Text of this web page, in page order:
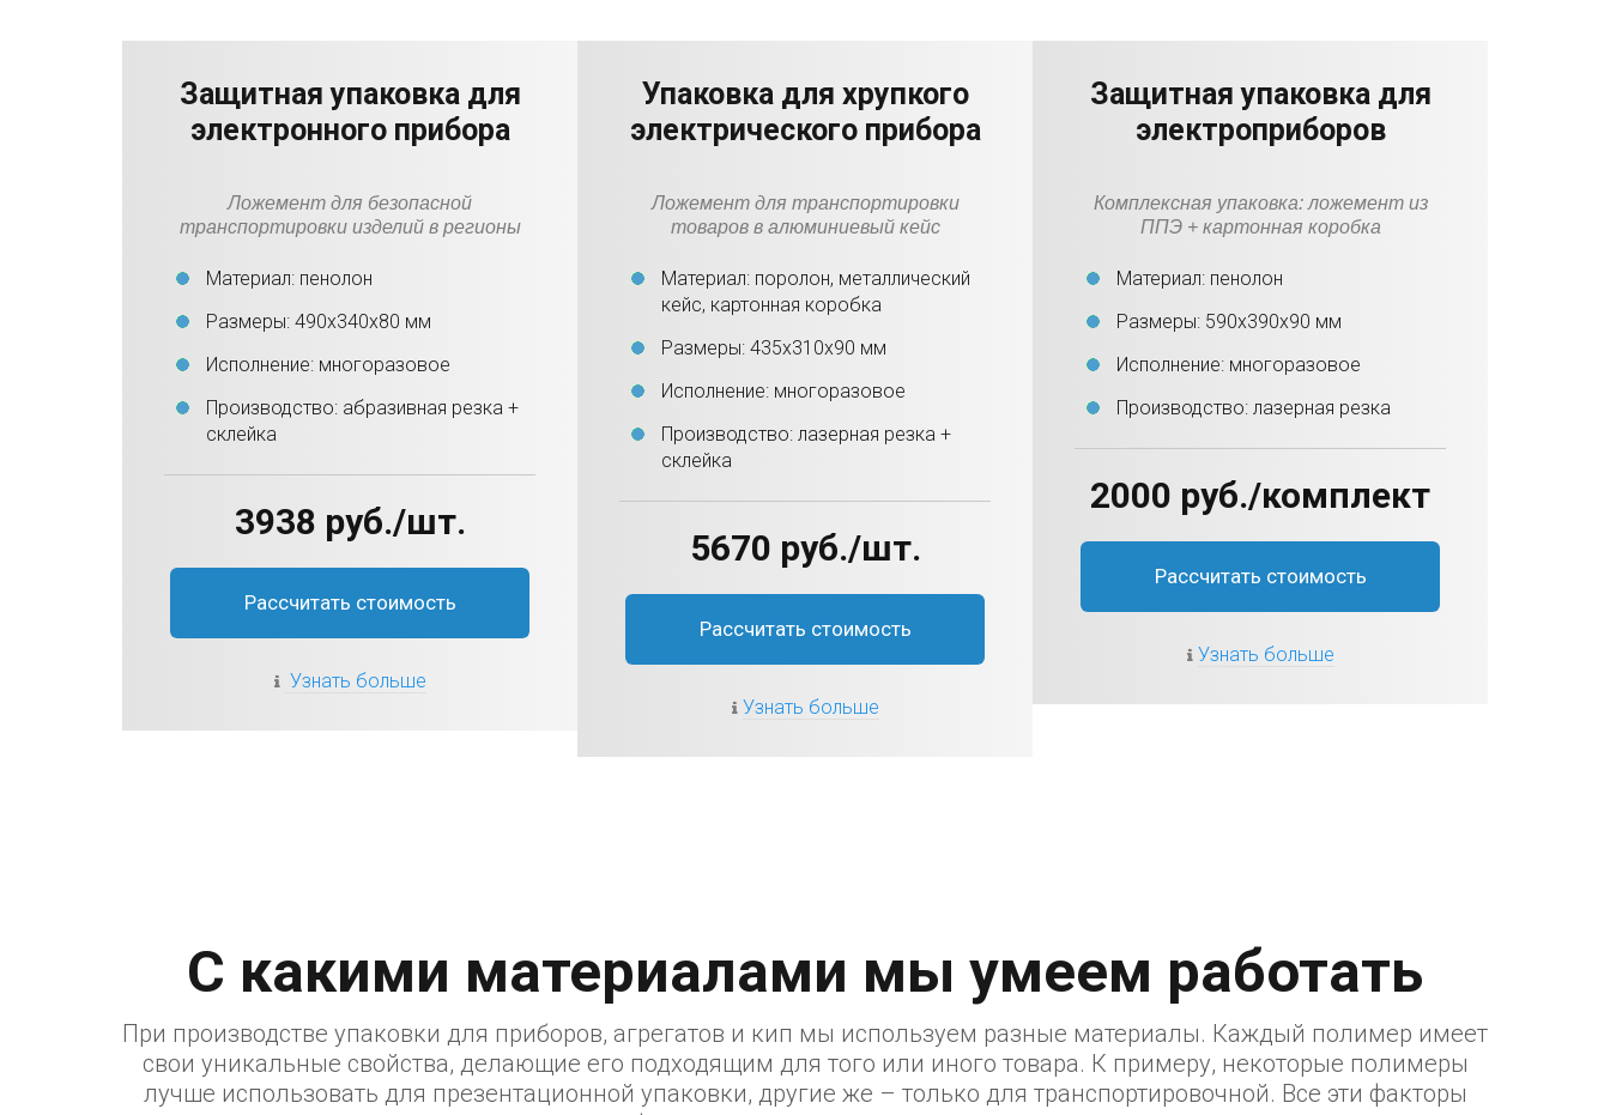
Защитная упаковка для
электронного прибора
Ложемент для безопасной
транспортировки изделий в регионы
Материал: пенолон
Размеры: 490х340х80 мм
Исполнение: многоразовое
Производство: абразивная резка +
склейка
3938 руб./шт.
Рассчитать стоимость
Узнать больше
Упаковка для хрупкого
электрического прибора
Ложемент для транспортировки
товаров в алюминиевый кейс
Материал: поролон, металлический
кейс, картонная коробка
Размеры: 435х310х90 мм
Исполнение: многоразовое
Производство: лазерная резка +
склейка
5670 руб./шт.
Рассчитать стоимость
Узнать больше
Защитная упаковка для
электроприборов
Комплексная упаковка: ложемент из
ППЭ + картонная коробка
Материал: пенолон
Размеры: 590х390х90 мм
Исполнение: многоразовое
Производство: лазерная резка
2000 руб./комплект
Рассчитать стоимость
Узнать больше
С какими материалами мы умеем работать
При производстве упаковки для приборов, агрегатов и кип мы используем разные материалы. Каждый полимер имеет
свои уникальные свойства, делающие его подходящим для того или иного товара. К примеру, некоторые полимеры
лучше использовать для презентационной упаковки, другие же – только для транспортировочной. Все эти факторы